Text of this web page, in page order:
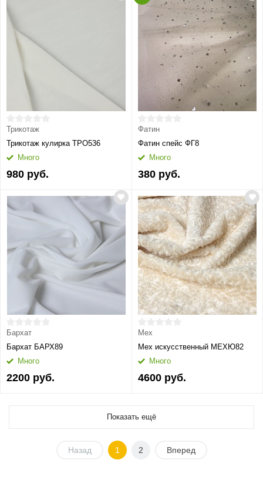
Трикотаж
Трикотаж кулирка ТРО536
Много
980 руб.
Фатин
Фатин спейс ФГ8
Много
380 руб.
Бархат
Бархат БАРХ89
Много
2200 руб.
Мех
Мех искусственный МЕХЮ82
Много
4600 руб.
Показать ещё
Назад 1 2 Вперед